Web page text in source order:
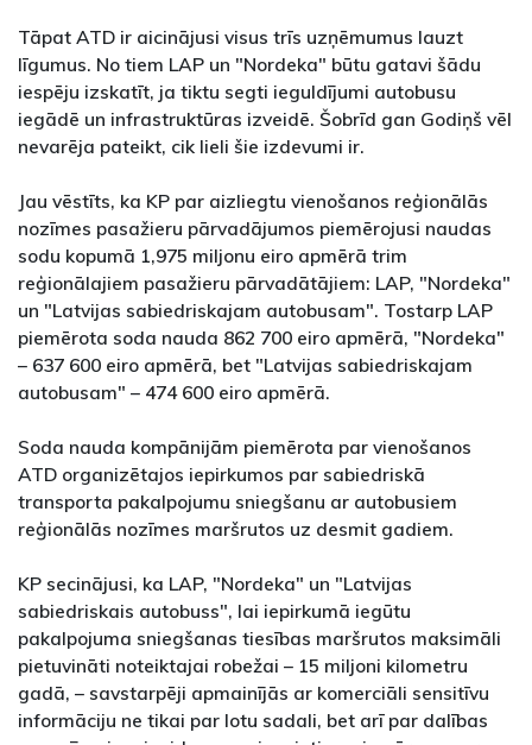
Tāpat ATD ir aicinājusi visus trīs uzņēmumus lauzt
līgumus. No tiem LAP un "Nordeka" būtu gatavi šādu
iespēju izskatīt, ja tiktu segti ieguldījumi autobusu
iegādē un infrastruktūras izveidē. Šobrīd gan Godiņš vēl
nevarēja pateikt, cik lieli šie izdevumi ir.
Jau vēstīts, ka KP par aizliegtu vienošanos reģionālās
nozīmes pasažieru pārvadājumos piemērojusi naudas
sodu kopumā 1,975 miljonu eiro apmērā trim
reģionālajiem pasažieru pārvadātājiem: LAP, "Nordeka"
un "Latvijas sabiedriskajam autobusam". Tostarp LAP
piemērota soda nauda 862 700 eiro apmērā, "Nordeka"
– 637 600 eiro apmērā, bet "Latvijas sabiedriskajam
autobusam" – 474 600 eiro apmērā.
Soda nauda kompānijām piemērota par vienošanos
ATD organizētajos iepirkumos par sabiedriskā
transporta pakalpojumu sniegšanu ar autobusiem
reģionālās nozīmes maršrutos uz desmit gadiem.
KP secinājusi, ka LAP, "Nordeka" un "Latvijas
sabiedriskais autobuss", lai iepirkumā iegūtu
pakalpojuma sniegšanas tiesības maršrutos maksimāli
pietuvināti noteiktajai robežai – 15 miljoni kilometru
gadā, – savstarpēji apmainījās ar komerciāli sensitīvu
informāciju ne tikai par lotu sadali, bet arī par dalības